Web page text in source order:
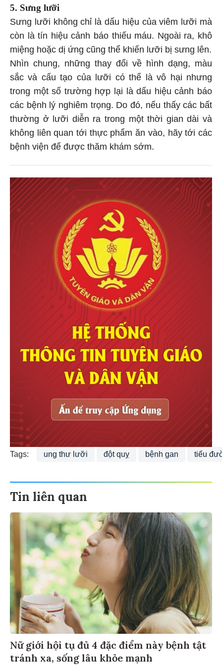
5. Sưng lưỡi
Sưng lưỡi không chỉ là dấu hiệu của viêm lưỡi mà
còn là tín hiệu cảnh báo thiếu máu. Ngoài ra, khô
miệng hoặc dị ứng cũng thể khiến lưỡi bị sưng lên.
Nhìn chung, những thay đổi về hình dạng, màu
sắc và cấu tạo của lưỡi có thể là vô hại nhưng
trong một số trường hợp lại là dấu hiệu cảnh báo
các bệnh lý nghiêm trọng. Do đó, nếu thấy các bất
thường ở lưỡi diễn ra trong một thời gian dài và
không liên quan tới thực phẩm ăn vào, hãy tới các
bệnh viện để được thăm khám sớm.
Tags: ung thư lưỡi đột quỵ bệnh gan tiểu
Tin liên quan
Nữ giới hội tụ đủ 4 đặc điểm này bệnh tật
tránh xa, sống lâu khỏe mạnh